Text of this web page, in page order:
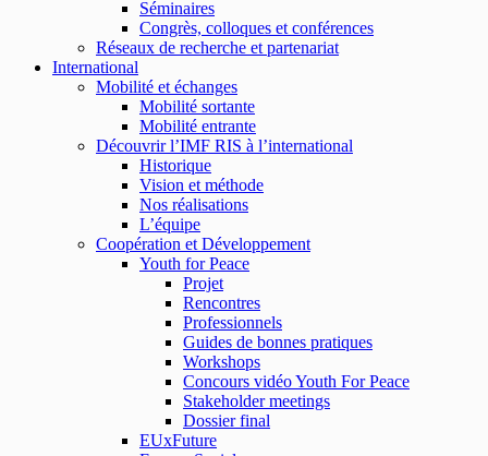
Séminaires
Congrès, colloques et conférences
Réseaux de recherche et partenariat
International
Mobilité et échanges
Mobilité sortante
Mobilité entrante
Découvrir l’IMF RIS à l’international
Historique
Vision et méthode
Nos réalisations
L’équipe
Coopération et Développement
Youth for Peace
Projet
Rencontres
Professionnels
Guides de bonnes pratiques
Workshops
Concours vidéo Youth For Peace
Stakeholder meetings
Dossier final
EUxFuture